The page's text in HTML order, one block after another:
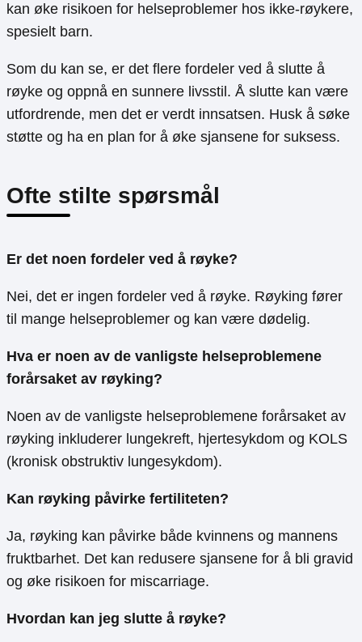
kan øke risikoen for helseproblemer hos ikke-røykere,
spesielt barn.
Som du kan se, er det flere fordeler ved å slutte å
røyke og oppnå en sunnere livsstil. Å slutte kan være
utfordrende, men det er verdt innsatsen. Husk å søke
støtte og ha en plan for å øke sjansene for suksess.
Ofte stilte spørsmål
Er det noen fordeler ved å røyke?
Nei, det er ingen fordeler ved å røyke. Røyking fører
til mange helseproblemer og kan være dødelig.
Hva er noen av de vanligste helseproblemene
forårsaket av røyking?
Noen av de vanligste helseproblemene forårsaket av
røyking inkluderer lungekreft, hjertesykdom og KOLS
(kronisk obstruktiv lungesykdom).
Kan røyking påvirke fertiliteten?
Ja, røyking kan påvirke både kvinnens og mannens
fruktbarhet. Det kan redusere sjansene for å bli gravid
og øke risikoen for miscarriage.
Hvordan kan jeg slutte å røyke?